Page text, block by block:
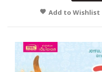
Add to Wishlist